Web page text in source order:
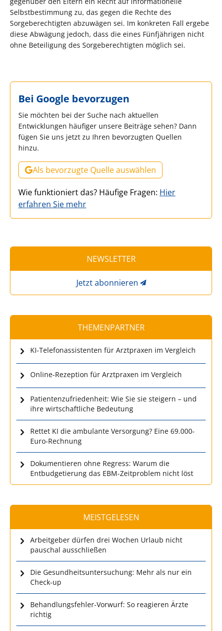
Selbstbestimmung zu, das gegen die Rechte des
Sorgeberechtigten abzuwägen sei. Im konkreten Fall ergebe
diese Abwägung jedoch, dass die eines Fünfjährigen nicht
ohne Beteiligung des Sorgeberechtigten möglich sei.
Bei Google bevorzugen
Sie möchten bei der Suche nach aktuellen
Entwicklungen häufiger unsere Beiträge sehen? Dann
fügen Sie uns jetzt zu Ihren bevorzugten Quellen
hinzu.
Als bevorzugte Quelle auswählen
Wie funktioniert das? Häufige Fragen: Hier
erfahren Sie mehr
NEWSLETTER
Jetzt abonnieren
THEMENPARTNER
KI-Telefonassistenten für Arztpraxen im Vergleich
Online-Rezeption für Arztpraxen im Vergleich
Patientenzufriedenheit: Wie Sie sie steigern – und
ihre wirtschaftliche Bedeutung
Rettet KI die ambulante Versorgung? Eine 69.000-
Euro-Rechnung
Dokumentieren ohne Regress: Warum die
Entbudgetierung das EBM-Zeitproblem nicht löst
MEISTGELESEN
Arbeitgeber dürfen drei Wochen Urlaub nicht
pauschal ausschließen
Die Gesundheitsuntersuchung: Mehr als nur ein
Check-up
Behandlungsfehler-Vorwurf: So reagieren Ärzte
richtig